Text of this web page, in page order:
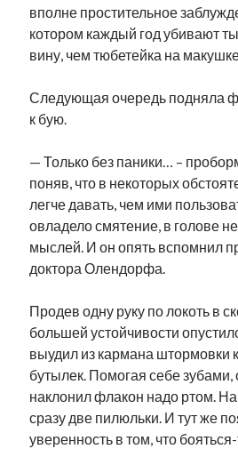
вполне простительное
котором каждый год убивают
вину, чем тюбетейка на
Следующая очередь подняла
к бую.
— Только без паники… –
поняв, что в некоторых
легче давать, чем ими
овладело смятение, в голове
мыслей. И он опять вспомнил
доктора Олендорфа.
Продев одну руку по локоть в
большей устойчивости
выудил из кармана штормовки
бутылек. Помогая себе зубами,
наклонил флакон надо ртом.
сразу две пилюльки. И тут же
уверенность в том, что